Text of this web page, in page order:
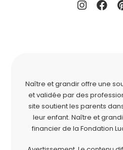
Naître et grandir offre une
et validée par des
site soutient les parents
leur enfant. Naître et
financier de la Fondation